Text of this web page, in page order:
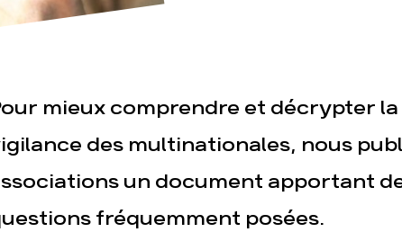
Publications
mieux comprendre et décrypter la
des multinationales, nous
un document apportant
fréquemment posées.